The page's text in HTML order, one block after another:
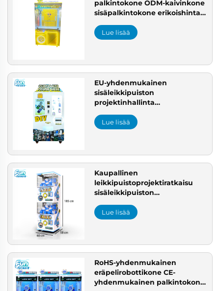
palkintokone ODM-kaivinkone
sisäpalkintokone erikoishinta
viihdekeskukseen
Lue lisää
EU-yhdenmukainen
sisäleikkipuiston
projektinhallinta
kestävyyden palkintokone
harrastepeliin
Lue lisää
Kaupallinen
leikkipuistoprojektiratkaisu
sisäleikkipuiston
yhdenmukainen palkintokone
Eurooppaa varten massojen
Lue lisää
RoHS-yhdenmukainen
eräpelirobottikone CE-
yhdenmukainen palkintokone